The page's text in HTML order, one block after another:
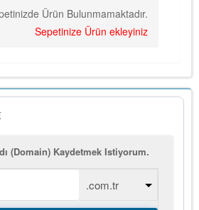
Ürün Bulunmamaktadır.
Sepetinize Ürün ekleyiniz
(Domain) Kaydetmek Istiyorum.